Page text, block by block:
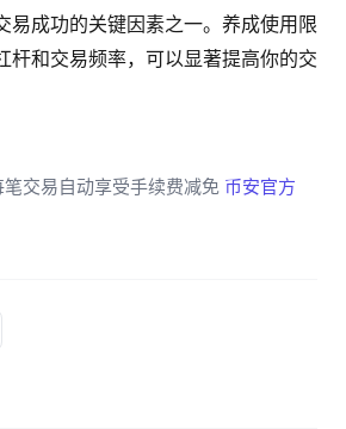
易成功的关键因素之一。养成使用限
杆和交易频率，可以显著提高你的交
交易自动享受手续费减免 币安官方